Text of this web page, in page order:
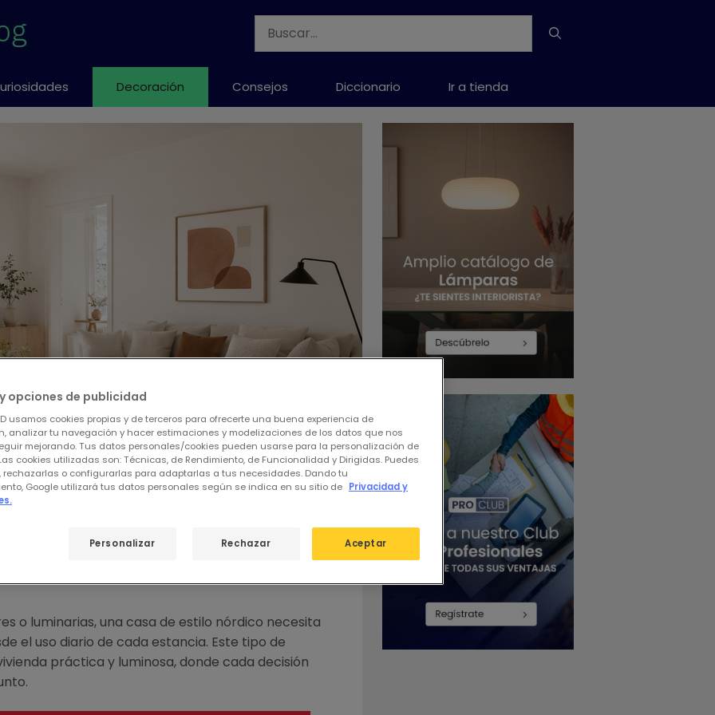
Buscar:
Decoración Consejos Diccionario Ir a tienda
una casa con estilo
o luminarias, una casa de estilo nórdico necesita
el uso diario de cada estancia. Este tipo de
práctica y luminosa, donde cada decisión
opciones de publicidad
usamos cookies propias y de terceros para ofrecerte una buena experiencia de
analizar tu navegación y hacer estimaciones y modelizaciones de los datos que nos
mejorando. Tus datos personales/cookies pueden usarse para la personalización de
cookies utilizadas son: Técnicas, de Rendimiento, de Funcionalidad y Dirigidas. Puedes
rechazarlas o configurarlas para adaptarlas a tus necesidades. Dando tu
Google utilizará tus datos personales según se indica en su sitio de Privacidad y
Rechazar Aceptar
Personalizar